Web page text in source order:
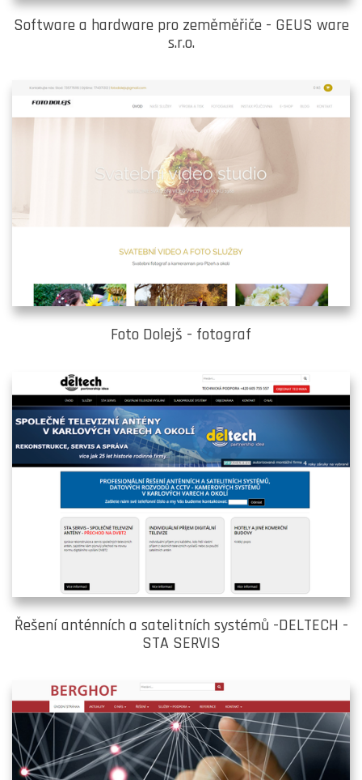
Software a hardware pro zeměměřiče - GEUS ware
s.r.o.
Foto Dolejš - fotograf
Řešení anténních a satelitních systémů -DELTECH -
STA SERVIS